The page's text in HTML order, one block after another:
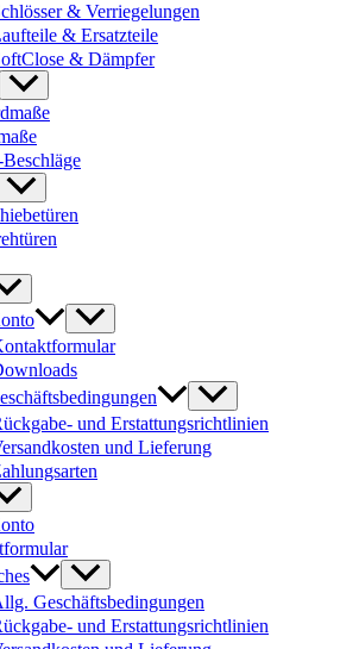
& Verriegelungen
& Ersatzteile
& Dämpfer
und Erstattungsrichtlinien
und Lieferung
Geschäftsbedingungen
und Erstattungsrichtlinien